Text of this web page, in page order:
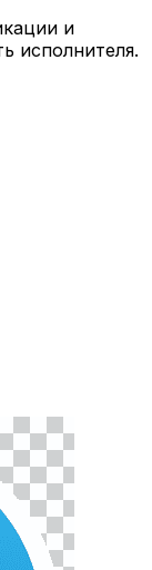
и
исполнителя.